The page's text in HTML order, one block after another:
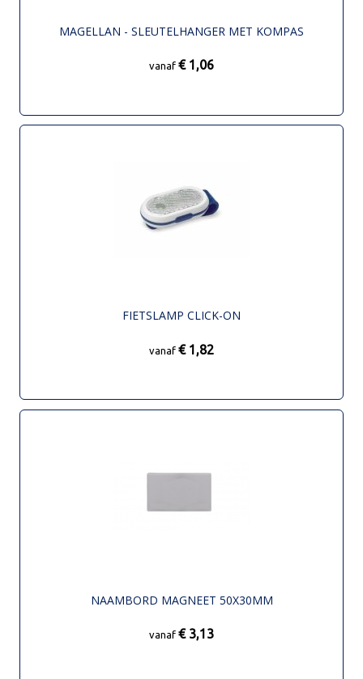
MAGELLAN - SLEUTELHANGER MET KOMPAS
vanaf € 1,06
FIETSLAMP CLICK-ON
vanaf € 1,82
NAAMBORD MAGNEET 50X30MM
vanaf € 3,13